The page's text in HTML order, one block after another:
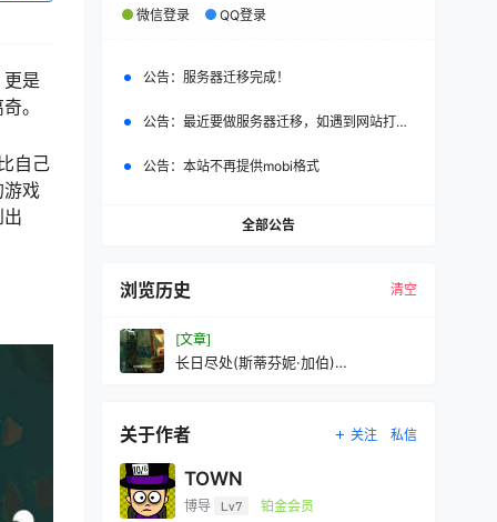
是
。
自己
游戏
微信登录 QQ登录
公告： 服务器迁移完成！
公告： 最近要做服务器迁移，如遇到网站打不开，请改日再试。
公告： 本站不再提供mobi格式
全部公告
浏览历史 清空
[文章]
长日尽处(斯蒂芬妮·加伯)
关于作者 关注 私信
TOWN
博导 Lv7 铂金会员